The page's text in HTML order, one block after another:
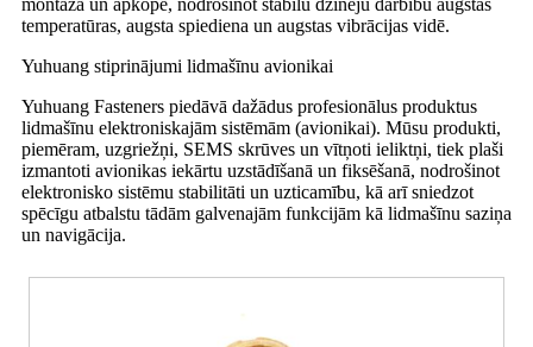
montāžā un apkopē, nodrošinot stabilu dzinēju darbību augstas
temperatūras, augsta spiediena un augstas vibrācijas vidē.
Yuhuang stiprinājumi lidmašīnu avionikai
Yuhuang Fasteners piedāvā dažādus profesionālus produktus
lidmašīnu elektroniskajām sistēmām (avionikai). Mūsu produkti,
piemēram, uzgriežņi, SEMS skrūves un vītņoti ieliktņi, tiek plaši
izmantoti avionikas iekārtu uzstādīšanā un fiksēšanā, nodrošinot
elektronisko sistēmu stabilitāti un uzticamību, kā arī sniedzot
spēcīgu atbalstu tādām galvenajām funkcijām kā lidmašīnu saziņa
un navigācija.